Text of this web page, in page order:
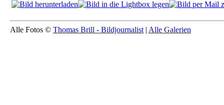
Alle Fotos © Thomas Brill - Bildjournalist | Alle Galerien